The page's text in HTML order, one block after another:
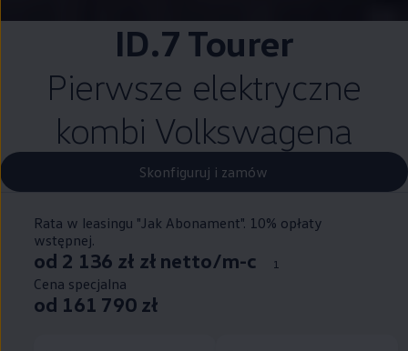
ID.7 Tourer
Pierwsze elektryczne
kombi Volkswagena
Skonfiguruj i zamów
Rata w leasingu "Jak Abonament". 10% opłaty
wstępnej.
od 2 136 zł zł netto/m-c 1
Cena specjalna
od 161 790 zł